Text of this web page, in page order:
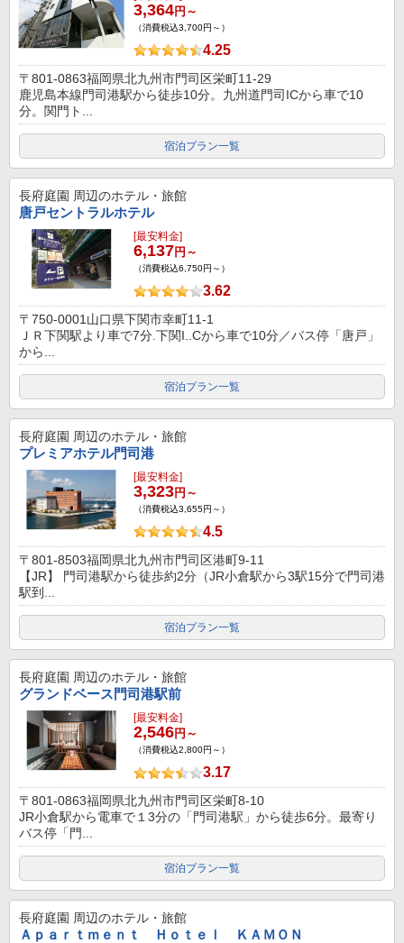
3,364円～
（消費税込3,700円～）
4.25
〒801-0863福岡県北九州市門司区栄町11-29
鹿児島本線門司港駅から徒歩10分。九州道門司ICから車で10
分。関門ト...
宿泊プラン一覧
長府庭園 周辺のホテル・旅館
唐戸セントラルホテル
[最安料金]
6,137円～
（消費税込6,750円～）
3.62
〒750-0001山口県下関市幸町11-1
ＪＲ下関駅より車で7分.下関I..Cから車で10分／バス停「唐戸」
から...
宿泊プラン一覧
長府庭園 周辺のホテル・旅館
プレミアホテル門司港
[最安料金]
3,323円～
（消費税込3,655円～）
4.5
〒801-8503福岡県北九州市門司区港町9-11
【JR】 門司港駅から徒歩約2分（JR小倉駅から3駅15分で門司港
駅到...
宿泊プラン一覧
長府庭園 周辺のホテル・旅館
グランドベース門司港駅前
[最安料金]
2,546円～
（消費税込2,800円～）
3.17
〒801-0863福岡県北九州市門司区栄町8-10
JR小倉駅から電車で１3分の「門司港駅」から徒歩6分。最寄り
バス停「門...
宿泊プラン一覧
長府庭園 周辺のホテル・旅館
Ａｐａｒｔｍｅｎｔ Ｈｏｔｅｌ ＫＡＭＯＮ